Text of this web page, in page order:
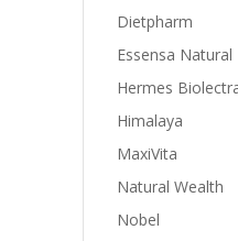
Dietpharm
Essensa Natural
Hermes
Himalaya
MaxiVita
Natural Wealth
Nobel